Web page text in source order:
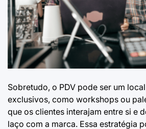
Sobretudo, o PDV pode ser um
exclusivos, como workshops ou
que os clientes interajam entre si e
laço com a marca. Essa estratégia